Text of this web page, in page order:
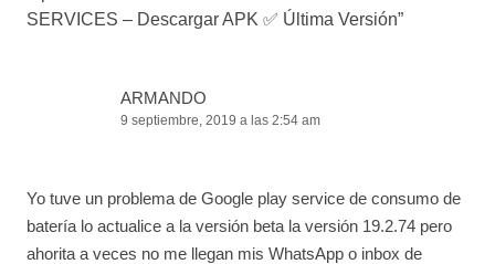
SERVICES – Descargar APK ✅️ Última Versión”
ARMANDO
9 septiembre, 2019 a las 2:54 am
Yo tuve un problema de Google play service de consumo de
batería lo actualice a la versión beta la versión 19.2.74 pero
ahorita a veces no me llegan mis WhatsApp o inbox de